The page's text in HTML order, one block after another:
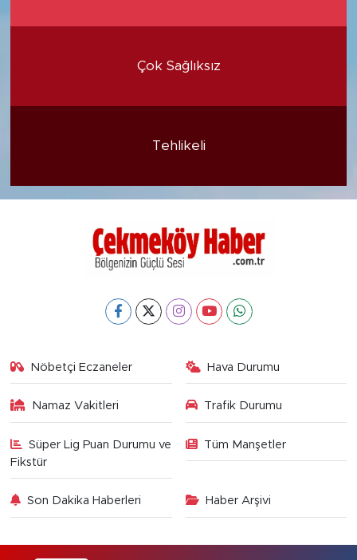
Çok Sağlıksız
Tehlikeli
Nöbetçi Eczaneler Hava Durumu
Namaz Vakitleri Trafik Durumu
Süper Lig Puan Durumu ve
Fikstür
Tüm Manşetler
Son Dakika Haberleri Haber Arşivi